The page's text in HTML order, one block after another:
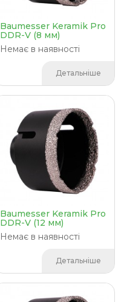
Baumesser Keramik Pro
DDR-V (8 мм)
Немає в наявності
Детальніше
Baumesser Keramik Pro
DDR-V (12 мм)
Немає в наявності
Детальніше